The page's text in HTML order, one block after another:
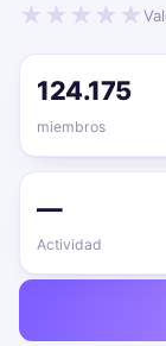
★ ★ ★ ★ ★
124.175
miembros
—
Actividad